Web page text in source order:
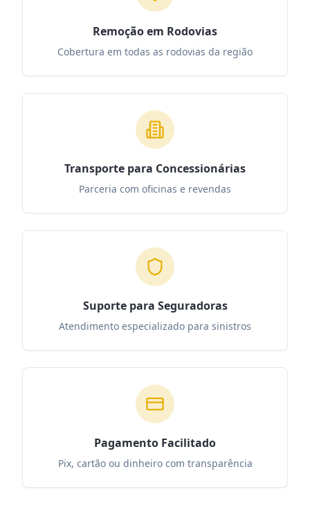
Remoção em Rodovias
Cobertura em todas as rodovias da região
Transporte para Concessionárias
Parceria com oficinas e revendas
Suporte para Seguradoras
Atendimento especializado para sinistros
Pagamento Facilitado
Pix, cartão ou dinheiro com transparência